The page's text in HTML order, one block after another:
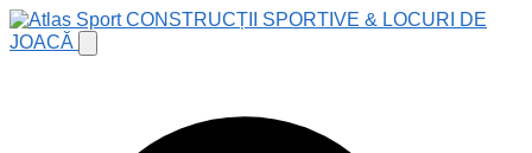
CONSTRUCȚII SPORTIVE & LOCURI DE
JOACĂ